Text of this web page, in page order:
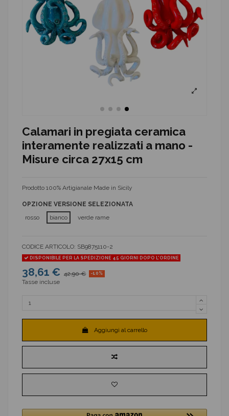
Calamari in pregiata ceramica
interamente realizzati a mano -
Misure circa 27x15 cm
Prodotto 100% Artigianale Made in Sicily
OPZIONE VERSIONE SELEZIONATA
rosso
bianco verde rame
CODICE ARTICOLO: SB9875110-2
DISPONIBILE PER LA SPEDIZIONE 45 GIORNI DOPO L'ORDINE
38,61 € 42,90 € -10%
Tasse incluse
Aggiungi al carrello